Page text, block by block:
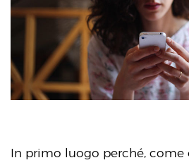
In primo luogo perché, come